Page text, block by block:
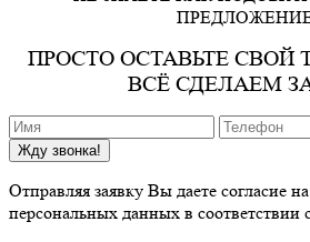
ПРОСТО ОСТАВЬТЕ
ВСЁ СДЕЛАЕМ
Жду звонка!
Отправляя заявку Вы даете согласие
персональных данных в соответствии